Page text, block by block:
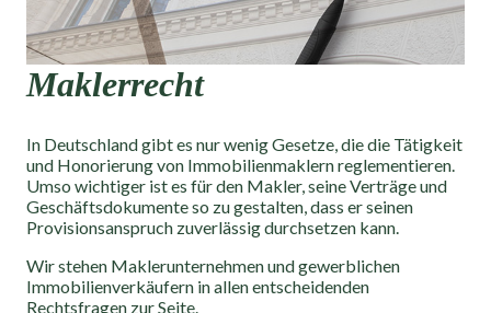
Maklerrecht
In Deutschland gibt es nur wenig Gesetze, die die Tätigkeit
und Honorierung von Immobilienmaklern reglementieren.
Umso wichtiger ist es für den Makler, seine Verträge und
Geschäftsdokumente so zu gestalten, dass er seinen
Provisionsanspruch zuverlässig durchsetzen kann.
Wir stehen Maklerunternehmen und gewerblichen
Immobilienverkäufern in allen entscheidenden
Rechtsfragen zur Seite.